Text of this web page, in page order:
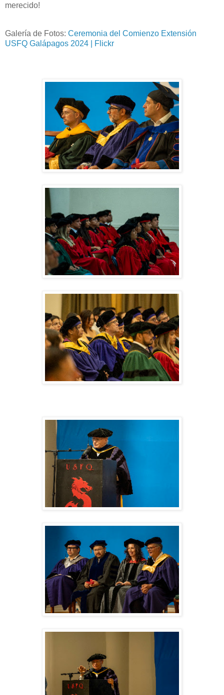
merecido!
Galería de Fotos: Ceremonia del Comienzo Extensión
USFQ Galápagos 2024 | Flickr